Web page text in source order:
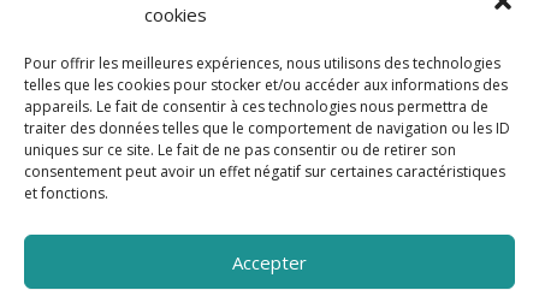
cookies
Pour offrir les meilleures expériences, nous utilisons des technologies
telles que les cookies pour stocker et/ou accéder aux informations des
appareils. Le fait de consentir à ces technologies nous permettra de
traiter des données telles que le comportement de navigation ou les ID
uniques sur ce site. Le fait de ne pas consentir ou de retirer son
consentement peut avoir un effet négatif sur certaines caractéristiques
et fonctions.
Accepter
FAIRE UN DON